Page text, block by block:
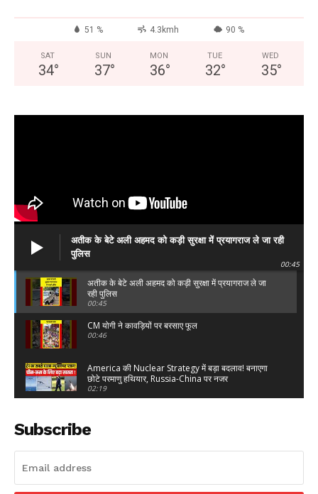
FacebookWhatsApp
Share
Read Latest News on AIN
NEWS 1 App
51 % 4.3kmh 90 %
SAT
34°
SUN
37°
MON
36°
TUE
32°
WED
35°
अतीक के बेटे अली अहमद को कड़ी सुरक्षा में प्रयागराज ले जा रही
पुलिस
00:45
अतीक के बेटे अली अहमद को कड़ी सुरक्षा में प्रयागराज ले जा
रही पुलिस
00:45
CM योगी ने कावड़ियों पर बरसाए फूल
00:46
America की Nuclear Strategy में बड़ा बदलाव! बनाएगा
छोटे परमाणु हथियार, Russia-China पर नजर
02:19
03:24
UP का सबसे महंगा Expressway 18 दिन में धंसा! 84 जगहों
पर नुकसान, Gadkari के दावों पर सवाल
06:22
Subscribe